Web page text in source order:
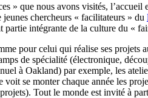
» que nous avons visités,
jeunes chercheurs « facilitateurs » du
partie intégrante de la culture du «
pour celui qui réalise ses projets
de spécialité (électronique,
à Oakland) par exemple, les
se monter chaque année les
Tout le monde est invité à